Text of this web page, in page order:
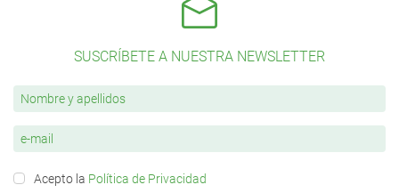
SUSCRÍBETE A NUESTRA NEWSLETTER
Acepto la Política de Privacidad